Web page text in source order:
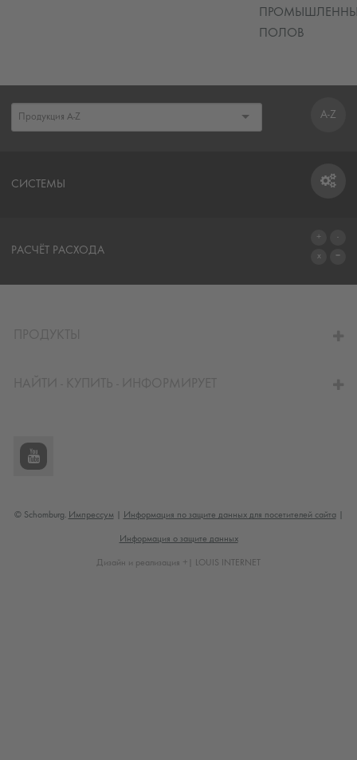
ПОЛОВ
A-Z
СИСТЕМЫ
РАСЧЁТ РАСХОДА
© Schomburg. Импрессум Информация по защите данных для посетителей сайта|
Информация о защите данных
Дизайн и реализация +| LOUIS INTERNET